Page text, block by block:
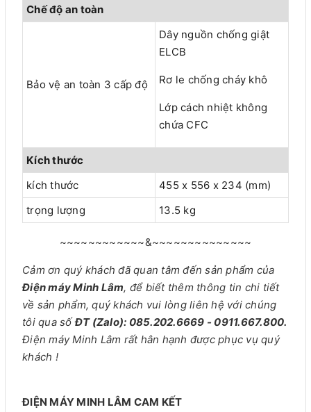
Chế độ an toàn
Bảo vệ an toàn 3 cấp độ
Dây nguồn chống giật
ELCB
Rơ le chống cháy khô
Lớp cách nhiệt không
chứa CFC
Kích thước
kích thước
455 x 556 x 234 (mm)
trọng lượng
13.5 kg
~~~~~~~~~~~~&~~~~~~~~~~~~~~
Cảm ơn quý khách đã quan tâm đến sản phẩm của
Điện máy Minh Lâm, để biết thêm thông tin chi tiết
về sản phẩm, quý khách vui lòng liên hệ với chúng
tôi qua sốĐT (Zalo): 085.202.6669 - 0911.667.800.
Điện máy Minh Lâm rất hân hạnh được phục vụ quý
khách !
ĐIỆN MÁY MINH LÂM CAM KẾT